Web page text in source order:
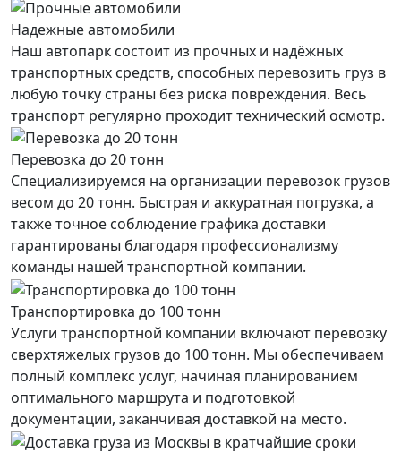
Надежные автомобили
Наш автопарк состоит из прочных и надёжных
транспортных средств, способных перевозить груз в
любую точку страны без риска повреждения. Весь
транспорт регулярно проходит технический осмотр.
Перевозка до 20 тонн
Специализируемся на организации перевозок грузов
весом до 20 тонн. Быстрая и аккуратная погрузка, а
также точное соблюдение графика доставки
гарантированы благодаря профессионализму
команды нашей транспортной компании.
Транспортировка до 100 тонн
Услуги транспортной компании включают перевозку
сверхтяжелых грузов до 100 тонн. Мы обеспечиваем
полный комплекс услуг, начиная планированием
оптимального маршрута и подготовкой
документации, заканчивая доставкой на место.